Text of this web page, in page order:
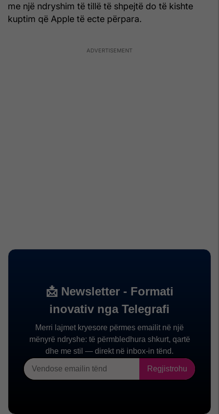
me një ndryshim të tillë të shpejtë do të kishte
kuptim që Apple të ecte përpara.